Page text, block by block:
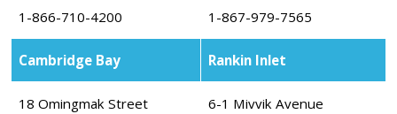
1-866-710-4200
1-867-979-7565
Cambridge Bay Rankin Inlet
18 Omingmak Street
6-1 Mivvik Avenue